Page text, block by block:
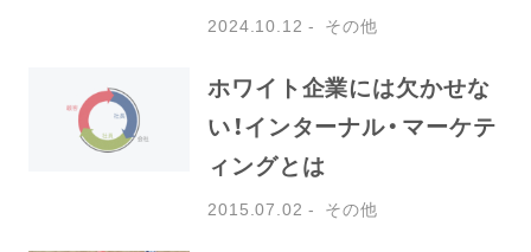
2024.10.12 その他
ホワイト企業には欠かせな
い！インターナル・マーケテ
ィングとは
2015.07.02 その他